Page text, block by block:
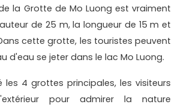
la Grotte de Mo Luong est vraiment
de 25 m, la longueur de 15 m et
cette grotte, les touristes peuvent
d'eau se jeter dans le lac Mo Luong.
les 4 grottes principales, les visiteurs
pour admirer la nature